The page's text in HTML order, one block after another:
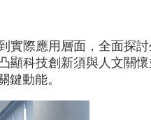
實際應用層面，全面探
顯科技創新須與人文關
鍵動能。